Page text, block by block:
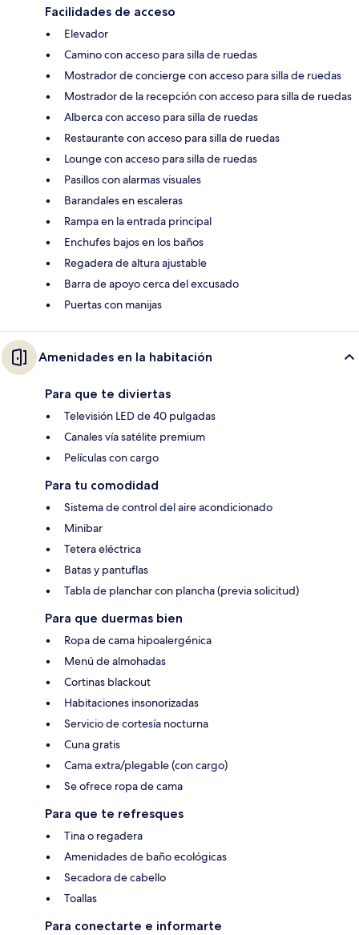
Facilidades de acceso
Elevador
Camino con acceso para silla de ruedas
Mostrador de concierge con acceso para silla de ruedas
Mostrador de la recepción con acceso para silla de ruedas
Alberca con acceso para silla de ruedas
Restaurante con acceso para silla de ruedas
Lounge con acceso para silla de ruedas
Pasillos con alarmas visuales
Barandales en escaleras
Rampa en la entrada principal
Enchufes bajos en los baños
Regadera de altura ajustable
Barra de apoyo cerca del excusado
Puertas con manijas
Amenidades en la habitación
Para que te diviertas
Televisión LED de 40 pulgadas
Canales vía satélite premium
Películas con cargo
Para tu comodidad
Sistema de control del aire acondicionado
Minibar
Tetera eléctrica
Batas y pantuflas
Tabla de planchar con plancha (previa solicitud)
Para que duermas bien
Ropa de cama hipoalergénica
Menú de almohadas
Cortinas blackout
Habitaciones insonorizadas
Servicio de cortesía nocturna
Cuna gratis
Cama extra/plegable (con cargo)
Se ofrece ropa de cama
Para que te refresques
Tina o regadera
Amenidades de baño ecológicas
Secadora de cabello
Toallas
Para conectarte e informarte